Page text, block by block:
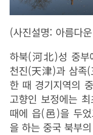
(사진설명: 아름다
하북(河北)성 중
천진(天津)과 삼족
한 때 경기지역의
고향인 보정에는
때에 읍(邑)을 두
을 하는 중국 북부